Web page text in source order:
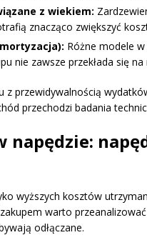
z wiekiem:
znacząco zwiększyć
Różne modele
nie zawsze przekłada się na
z przewidywalnością
przechodzi badania
napędzie:
wyższych kosztów
zakupem warto
odłączane.